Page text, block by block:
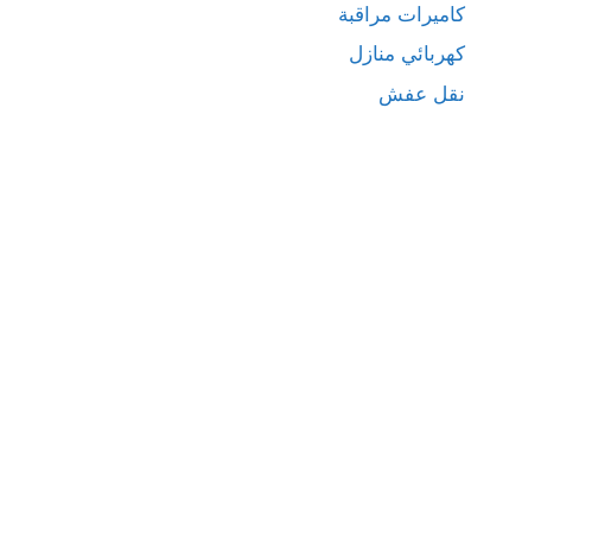
كاميرات مراقبة
كهربائي منازل
نقل عفش